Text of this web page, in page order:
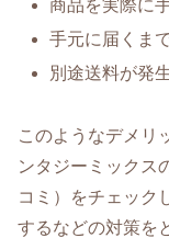
商品を実際に
手元に届くま
別途送料が発
このようなデメリ
ンタジーミックス
コミ）をチェック
するなどの対策を